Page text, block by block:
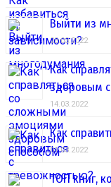
Выйти из
28.03.2022
Как
здоровым
14.03.2022
Как
01.03.2022
ТОП книг,